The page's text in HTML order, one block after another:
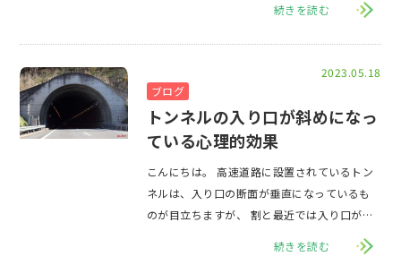
続きを読む
2023.05.18
ブログ
トンネルの入り口が斜めになっ
ている心理的効果
こんにちは。 高速道路に設置されているトン
ネルは、入り口の断面が垂直になっているも
のが目立ちますが、 割と最近では入り口が斜
続きを読む